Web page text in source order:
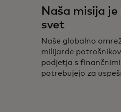
Naša misija
svet
Naše globalno
milijarde
podjetja s
potrebujejo za